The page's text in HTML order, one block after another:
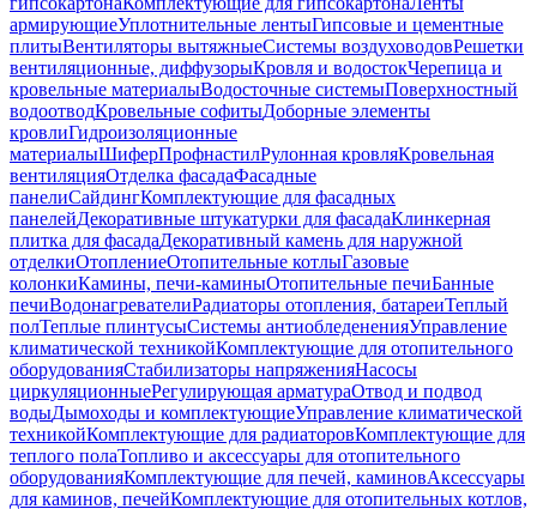
армирующиеУплотнительные лентыГипсовые и цементные
плитыВентиляторы вытяжныеСистемы воздуховодовРешетки
вентиляционные, диффузорыКровля и водостокЧерепица и
кровельные материалыВодосточные системыПоверхностный
водоотводКровельные софитыДоборные элементы
кровлиГидроизоляционные
материалыШиферПрофнастилРулонная кровляКровельная
вентиляцияОтделка фасадаФасадные
панелиСайдингКомплектующие для фасадных
панелейДекоративные штукатурки для фасадаКлинкерная
плитка для фасадаДекоративный камень для наружной
отделкиОтоплениеОтопительные котлыГазовые
колонкиКамины, печи-каминыОтопительные печиБанные
печиВодонагревателиРадиаторы отопления, батареиТеплый
полТеплые плинтусыСистемы антиобледененияУправление
климатической техникойКомплектующие для отопительного
оборудованияСтабилизаторы напряженияНасосы
циркуляционныеРегулирующая арматураОтвод и подвод
водыДымоходы и комплектующиеУправление климатической
техникойКомплектующие для радиаторовКомплектующие для
теплого полаТопливо и аксессуары для отопительного
оборудованияКомплектующие для печей, каминовАксессуары
для каминов, печейКомплектующие для отопительных котлов,